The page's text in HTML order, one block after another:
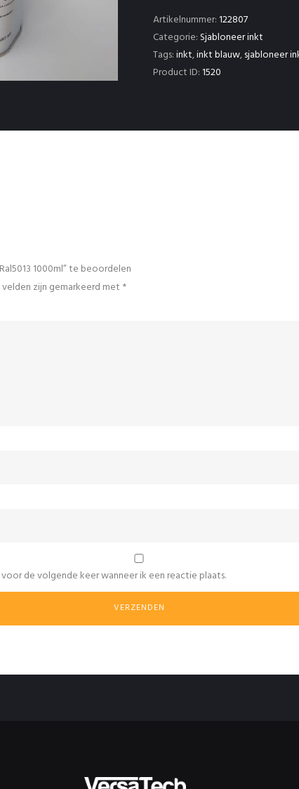
Artikelnummer:122807
Categorie: Sjabloneer inkt
Tags:inkt,inkt blauw,sjabloneer
Product ID:1520
1000ml” te beoordelen
zijn gemarkeerd met *
de volgende keer wanneer ik een reactie plaats.